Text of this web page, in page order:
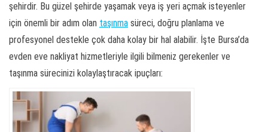
şehirdir. Bu güzel şehirde yaşamak veya iş yeri açmak isteyenler
için önemli bir adım olan taşınma süreci, doğru planlama ve
profesyonel destekle çok daha kolay bir hal alabilir. İşte Bursa’da
evden eve nakliyat hizmetleriyle ilgili bilmeniz gerekenler ve
taşınma sürecinizi kolaylaştıracak ipuçları: